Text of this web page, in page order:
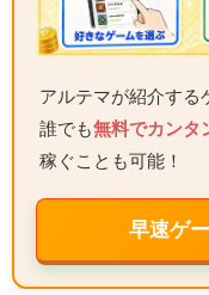
アルテマが紹介する
誰でも無料でカンタ
稼ぐことも可能！
早速ゲ